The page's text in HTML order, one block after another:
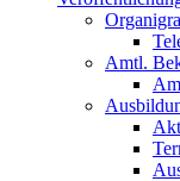
Amtl.